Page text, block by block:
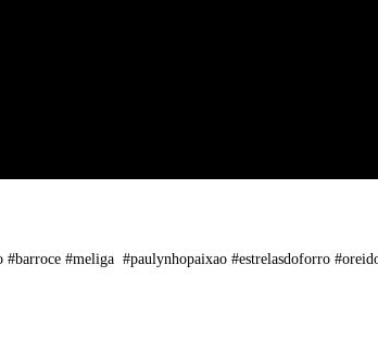
#meliga #paulynhopaixao #estrelasdoforro